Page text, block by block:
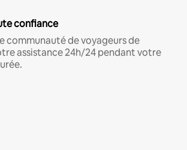
confiance
communauté de voyageurs de
assistance 24h/24 pendant votre